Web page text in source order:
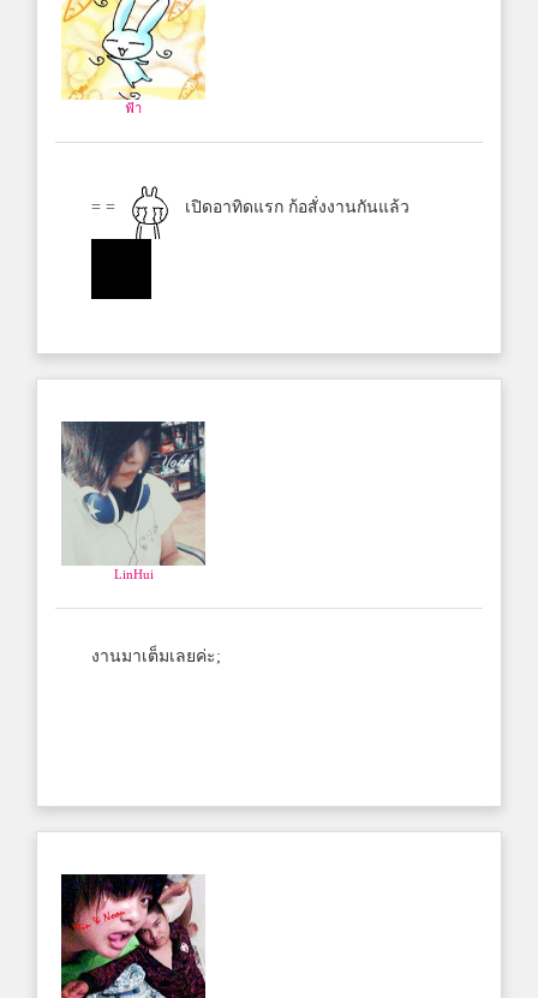
ฟ้า
= = เปิดอาทิดแรก ก้อสั่งงานกันแล้ว
LinHui
งานมาเต็มเลยค่ะ;